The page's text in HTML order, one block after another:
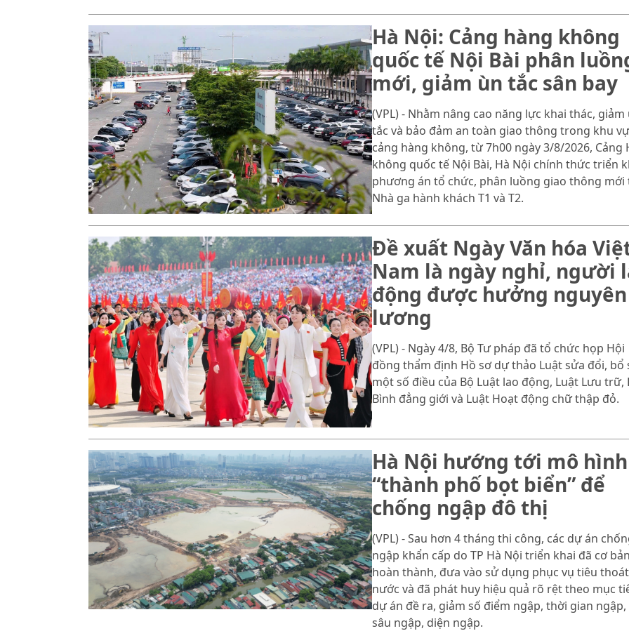
Hà Nội: Cảng hàng không
quốc tế Nội Bài phân
mới, giảm ùn tắc sân bay
(VPL) - Nhằm nâng cao năng lực khai thác, giảm
tắc và bảo đảm an toàn giao thông trong khu
cảng hàng không, từ 7h00 ngày 3/8/2026, Cảng
không quốc tế Nội Bài, Hà Nội chính thức triển
phương án tổ chức, phân luồng giao thông mới
Nhà ga hành khách T1 và T2.
Đề xuất Ngày Văn hóa
Nam là ngày nghỉ, người
động được hưởng nguyên
lương
(VPL) - Ngày 4/8, Bộ Tư pháp đã tổ chức họp Hội
đồng thẩm định Hồ sơ dự thảo Luật sửa đổi, bổ
một số điều của Bộ Luật lao động, Luật Lưu trữ,
Bình đẳng giới và Luật Hoạt động chữ thập đỏ.
Hà Nội hướng tới mô hình
“thành phố bọt biển” để
chống ngập đô thị
(VPL) - Sau hơn 4 tháng thi công, các dự án
ngập khẩn cấp do TP Hà Nội triển khai đã cơ bản
hoàn thành, đưa vào sử dụng phục vụ tiêu thoát
nước và đã phát huy hiệu quả rõ rệt theo mục
dự án đề ra, giảm số điểm ngập, thời gian ngập,
sâu ngập, diện ngập.